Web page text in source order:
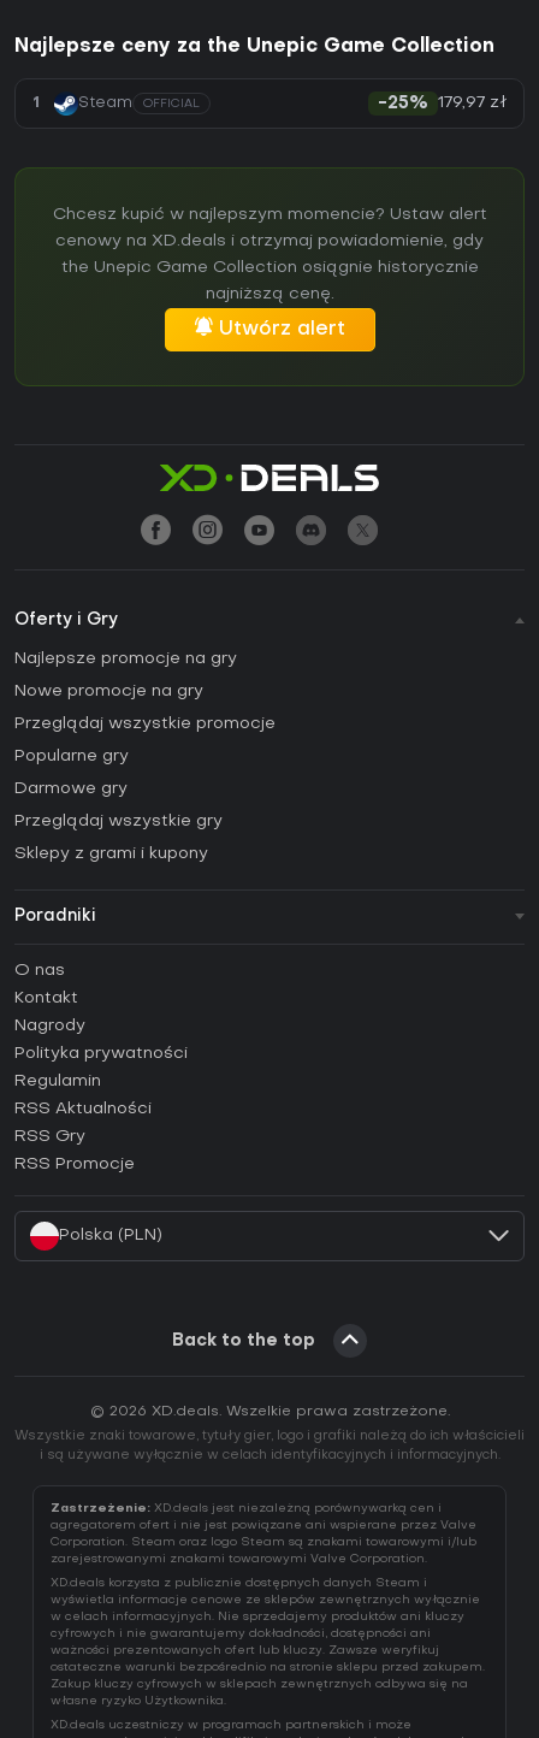
Najlepsze ceny za the Unepic Game Collection
1 Steam OFFICIAL -25% 179,97 zł
Chcesz kupić w najlepszym momencie? Ustaw alert
cenowy na XD.deals i otrzymaj powiadomienie, gdy
the Unepic Game Collection osiągnie historycznie
najniższą cenę.
Utwórz alert
Oferty i Gry
Najlepsze promocje na gry
Nowe promocje na gry
Przeglądaj wszystkie promocje
Popularne gry
Darmowe gry
Przeglądaj wszystkie gry
Sklepy z grami i kupony
Poradniki
Poradniki
Jak aktywować klucz Steam (CD Key)?
Jak aktywować klucz Epic Games (CD Key)?
Jak aktywować klucz GOG (CD Key)?
Jak aktywować klucz Ubisoft Connect (CD Key)?
Jak aktywować klucz EA App (CD Key)?
O nas
Kontakt
Nagrody
Polityka prywatności
Regulamin
RSS Aktualności
RSS Gry
RSS Promocje
Polska (PLN)
Back to the top
© 2026 XD.deals. Wszelkie prawa zastrzeżone.
Wszystkie znaki towarowe, tytuły gier, logo i grafiki należą do ich właścicieli
i są używane wyłącznie w celach identyfikacyjnych i informacyjnych.
Zastrzeżenie: XD.deals jest niezależną porównywarką cen i
agregatorem ofert i nie jest powiązane ani wspierane przez Valve
Corporation. Steam oraz logo Steam są znakami towarowymi i/lub
zarejestrowanymi znakami towarowymi Valve Corporation.
XD.deals korzysta z publicznie dostępnych danych Steam i
wyświetla informacje cenowe ze sklepów zewnętrznych wyłącznie
w celach informacyjnych. Nie sprzedajemy produktów ani kluczy
cyfrowych i nie gwarantujemy dokładności, dostępności ani
ważności prezentowanych ofert lub kluczy. Zawsze weryfikuj
ostateczne warunki bezpośrednio na stronie sklepu przed zakupem.
Zakup kluczy cyfrowych w sklepach zewnętrznych odbywa się na
własne ryzyko Użytkownika.
XD.deals uczestniczy w programach partnerskich i może